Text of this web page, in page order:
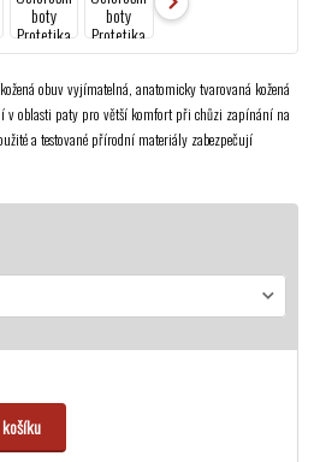
obuv vyjímatelná, anatomicky tvarovaná kožená
v oblasti paty pro větší komfort při chůzi zapínání na
a testované přírodní materiály zabezpečují